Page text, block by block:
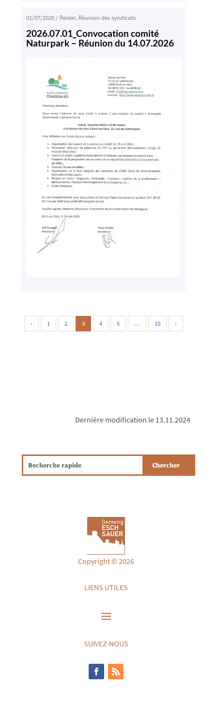
01/07/2026/ Reider, Réunion des syndicats
2026.07.01_Convocation comité
Naturpark – Réunion du 14.07.2026
‹ 1 2 3 4 5 … 10 ›
Dernière modification le 13.11.2024
Copyright © 2026
LIENS UTILES
SUIVEZ-NOUS